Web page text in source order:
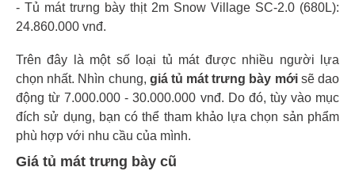
- Tủ mát trưng bày thịt 2m Snow Village SC-2.0 (680L):
24.860.000 vnđ.
Trên đây là một số loại tủ mát được nhiều người lựa
chọn nhất. Nhìn chung, giá tủ mát trưng bày mớisẽ dao
động từ 7.000.000 - 30.000.000 vnđ. Do đó, tùy vào mục
đích sử dụng, bạn có thể tham khảo lựa chọn sản phẩm
phù hợp với nhu cầu của mình.
Giá tủ mát trưng bày cũ